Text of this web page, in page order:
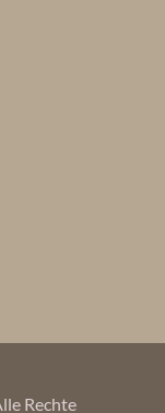
Rechte